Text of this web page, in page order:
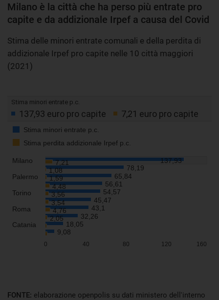
Milano è la città che ha perso più entrate pro
capite e da addizionale Irpef a causa del Covid
Stima delle minori entrate comunali e della perdita di
addizionale Irpef pro capite nelle 10 città maggiori
(2021)
FONTE: elaborazione openpolis su dati ministero dell'interno